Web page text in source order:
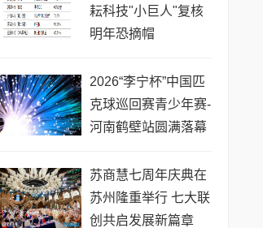
耘科技"小巨人"复核
明年恐摘帽
2026“李宁杯”中国匹
克球巡回赛青少年赛-
河南鹤壁站圆满落幕
苏商慧七周年庆典在
苏州隆重举行 七大联
创共启发展新篇章